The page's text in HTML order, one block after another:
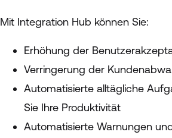
Mit Integration Hub können Sie:
Erhöhung der
Verringerung der
Automatisierte alltägliche
Sie Ihre Produktivität
Automatisierte Warnungen